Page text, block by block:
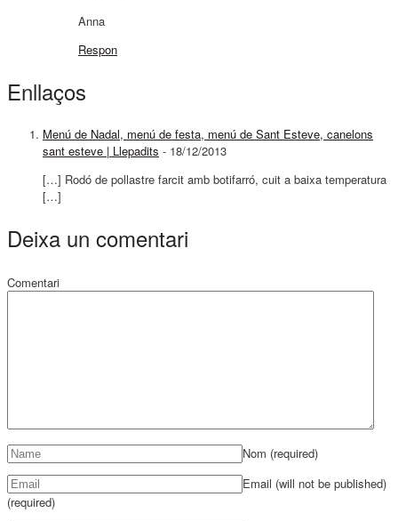
Anna
Respon
Enllaços
Menú de Nadal, menú de festa, menú de Sant Esteve, canelons
sant esteve | Llepadits - 18/12/2013
[…] Rodó de pollastre farcit amb botifarró, cuit a baixa temperatura
[…]
Deixa un comentari
Comentari
Nom (required)
Email (will not be published)
(required)